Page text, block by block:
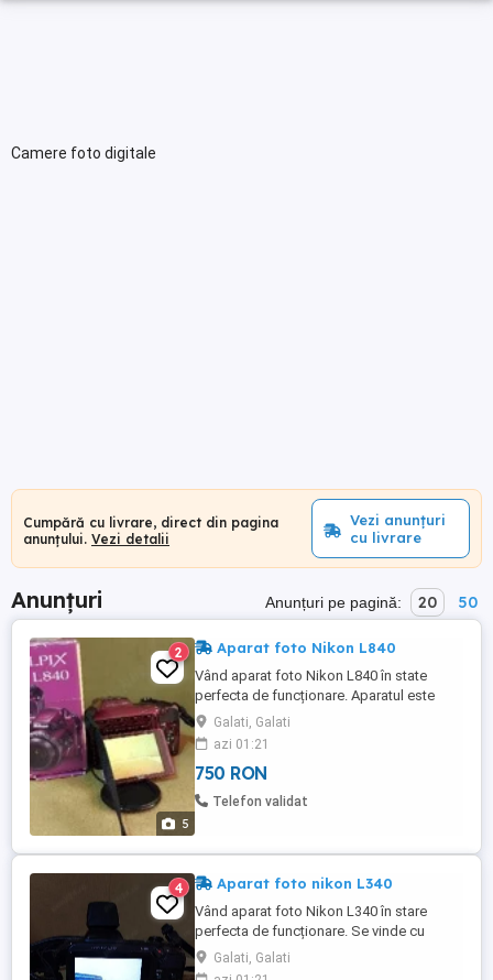
Camere foto digitale
Cumpără cu livrare, direct din pagina
anunțului. Vezi detalii
Vezi anunțuri
cu livrare
Anunțuri Anunțuri pe pagină: 20 50
5
2 Aparat foto Nikon L840
Vând aparat foto Nikon L840 în state
perfecta de funcționare. Aparatul este
aproape nou. Vine însoțit de cutia original,
borseta și cablu de date.
Galati, Galati
azi 01:21
750 RON
Telefon validat
4 Aparat foto nikon L340
Vând aparat foto Nikon L340 în stare
perfecta de funcționare. Se vinde cu
borseta.
Galati, Galati